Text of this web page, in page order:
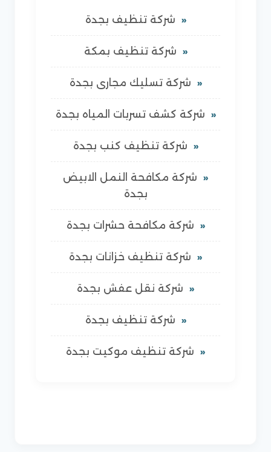
شركة تنظيف بجدة
شركة تنظيف بمكة
شركة تسليك مجارى بجدة
شركة كشف تسربات المياه بجدة
شركة تنظيف كنب بجدة
شركة مكافحة النمل الابيض
بجدة
شركة مكافحة حشرات بجدة
شركة تنظيف خزانات بجدة
شركة نقل عفش بجدة
شركة تنظيف بجدة
شركة تنظيف موكيت بجدة